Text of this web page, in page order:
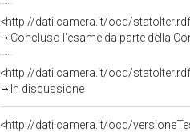
<http://dati.camera.it/ocd/
Concluso l'esame da parte della
<http://dati.camera.it/ocd/
In discussione
<http://dati.camera.it/ocd/